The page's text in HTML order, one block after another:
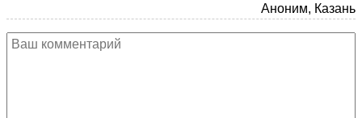
Аноним, Казань